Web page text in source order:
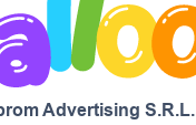
Advertising S.R.L.